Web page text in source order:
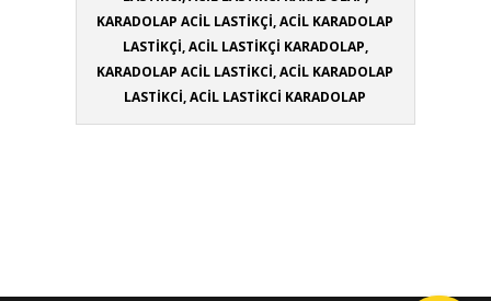
KARADOLAP ACİL LASTİKÇİ, ACİL KARADOLAP
LASTİKÇİ, ACİL LASTİKÇİ KARADOLAP,
KARADOLAP ACİL LASTİKCİ, ACİL KARADOLAP
LASTİKCİ, ACİL LASTİKCİ KARADOLAP